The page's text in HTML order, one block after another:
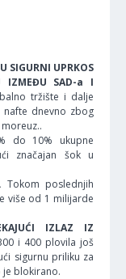
SIGURNI UPRKOS
IZMEĐU SAD-a I
tržište i dalje
dnevno zbog
do 10% ukupne
značajan šok u
Tokom poslednjih
više od 1 milijarde
IZLAZ IZ
i 400 plovila još
sigurnu priliku za
je blokirano.